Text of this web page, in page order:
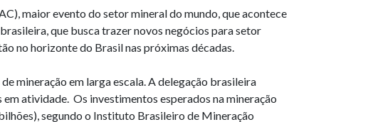
maior evento do setor mineral do mundo, que acontece
que busca trazer novos negócios para setor
no horizonte do Brasil nas próximas décadas.
mineração em larga escala. A delegação brasileira
atividade. Os investimentos esperados na mineração
segundo o Instituto Brasileiro de Mineração